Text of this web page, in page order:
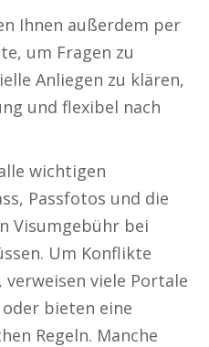
Ihnen außerdem per
um Fragen zu
Anliegen zu klären,
und flexibel nach
wichtigen
Passfotos und die
Visumgebühr bei
Um Konflikte
viele Portale
bieten eine
Regeln. Manche